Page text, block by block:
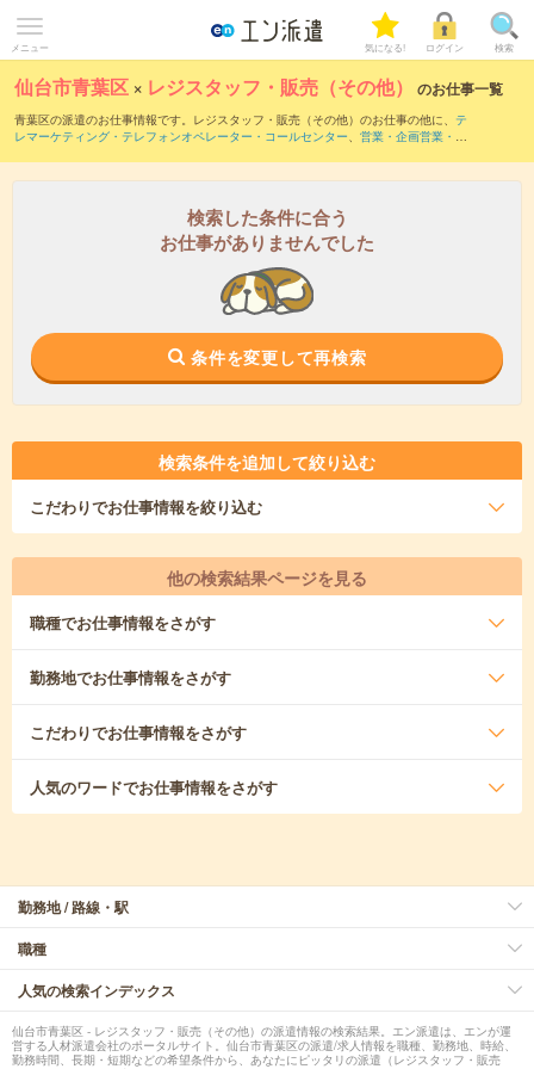
メニュー 気になる! ログイン 検索
仙台市青葉区 × レジスタッフ・販売（その他） のお仕事一覧
青葉区の派遣のお仕事情報です。レジスタッフ・販売（その他）のお仕事の他に、 テ
レマーケティング・テレフォンオペレーター・コールセンター、 営業・企画営業・ラ
す。職種辞典：レジスタッフ・販売（その他）のお仕事とは？とは？
検索した条件に合う
お仕事がありませんでした
条件を変更して再検索
検索条件を追加して絞り込む
こだわりでお仕事情報を絞り込む
他の検索結果ページを見る
職種でお仕事情報をさがす
勤務地でお仕事情報をさがす
こだわりでお仕事情報をさがす
人気のワードでお仕事情報をさがす
勤務地 / 路線・駅
職種
人気の検索インデックス
仙台市青葉区 - レジスタッフ・販売（その他）の派遣情報の検索結果。エン派遣は、エンが運
営する人材派遣会社のポータルサイト。仙台市青葉区の派遣/求人情報を職種、勤務地、時給、
勤務時間、長期・短期などの希望条件から、あなたにピッタリの派遣（レジスタッフ・販売